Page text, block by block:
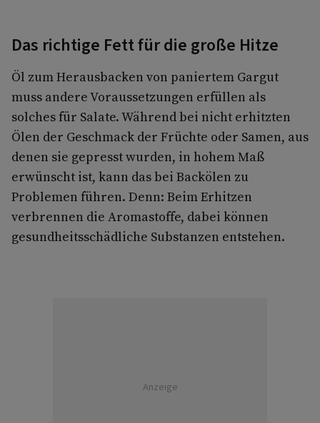
Das richtige Fett für die große Hitze
Öl zum Herausbacken von paniertem Gargut
muss andere Voraussetzungen erfüllen als
solches für Salate. Während bei nicht erhitzten
Ölen der Geschmack der Früchte oder Samen, aus
denen sie gepresst wurden, in hohem Maß
erwünscht ist, kann das bei Backölen zu
Problemen führen. Denn: Beim Erhitzen
verbrennen die Aromastoffe, dabei können
gesundheitsschädliche Substanzen entstehen.
Anzeige